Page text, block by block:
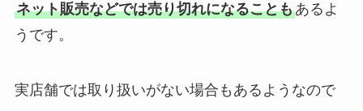
ネット販売などでは売り切れになることもあるよ
うです。
実店舗では取り扱いがない場合もあるようなので